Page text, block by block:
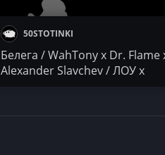
50STOTINKI
Белега / WahTony x Dr. Flame
Alexander Slavchev / ЛОУ x